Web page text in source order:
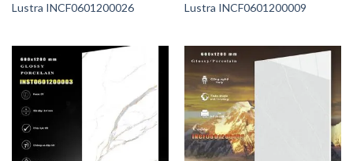
Lustra INCF0601200026 Lustra INCF0601200009